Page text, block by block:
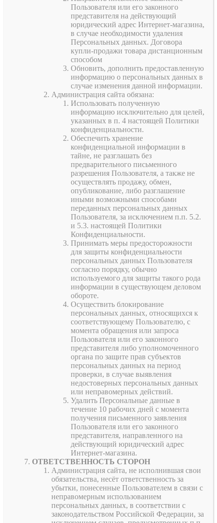
Пользователя или его законного
представителя на действующий
юридический адрес Интернет-магазина,
в случае необходимости удаления
Персональных данных. Договора
купли-продажи товара дистанционным
способом
Обновить, дополнить предоставленную
информацию о персональных данных в
случае изменения данной информации.
Администрация сайта обязана:
Использовать полученную
информацию исключительно для целей,
указанных в п. 4 настоящей Политики
конфиденциальности.
Обеспечить хранение
конфиденциальной информации в
тайне, не разглашать без
предварительного письменного
разрешения Пользователя, а также не
осуществлять продажу, обмен,
опубликование, либо разглашение
иными возможными способами
переданных персональных данных
Пользователя, за исключением п.п. 5.2.
и 5.3. настоящей Политики
Конфиденциальности.
Принимать меры предосторожности
для защиты конфиденциальности
персональных данных Пользователя
согласно порядку, обычно
используемого для защиты такого рода
информации в существующем деловом
обороте.
Осуществить блокирование
персональных данных, относящихся к
соответствующему Пользователю, с
момента обращения или запроса
Пользователя или его законного
представителя либо уполномоченного
органа по защите прав субъектов
персональных данных на период
проверки, в случае выявления
недостоверных персональных данных
или неправомерных действий.
Удалить Персональные данные в
течение 10 рабочих дней с момента
получения письменного заявления
Пользователя или его законного
представителя, направленного на
действующий юридический адрес
Интернет-магазина.
ОТВЕТСТВЕННОСТЬ СТОРОН
Администрация сайта, не исполнившая свои
обязательства, несёт ответственность за
убытки, понесенные Пользователем в связи с
неправомерным использованием
персональных данных, в соответствии с
законодательством Российской Федерации, за